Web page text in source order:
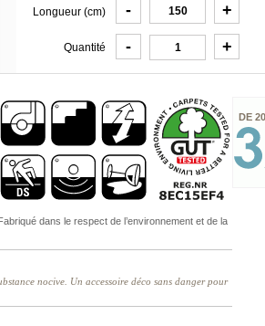
Longueur (cm) - +
Quantité - +
dans le respect de l’environnement et de la
nocive. Un accessoire déco sans danger pour
DE